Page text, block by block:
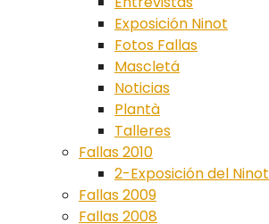
Exposición Ninot
Fotos Fallas
Mascletá
Noticias
Plantà
Talleres
Fallas 2010
2-Exposición del Ninot
Fallas 2009
Fallas 2008